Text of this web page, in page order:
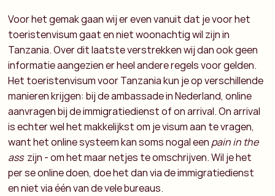
Voor het gemak gaan wij er even vanuit dat je voor het
toeristenvisum gaat en niet woonachtig wil zijn in
Tanzania. Over dit laatste verstrekken wij dan ook geen
informatie aangezien er heel andere regels voor gelden.
Het toeristenvisum voor Tanzania kun je op verschillende
manieren krijgen: bij de ambassade in Nederland, online
aanvragen bij de immigratiedienst of on arrival. On arrival
is echter wel het makkelijkst om je visum aan te vragen,
want het online systeem kan soms nogal een pain in the
ass zijn - om het maar netjes te omschrijven. Wil je het
per se online doen, doe het dan via de immigratiedienst
en niet via één van de vele bureaus.